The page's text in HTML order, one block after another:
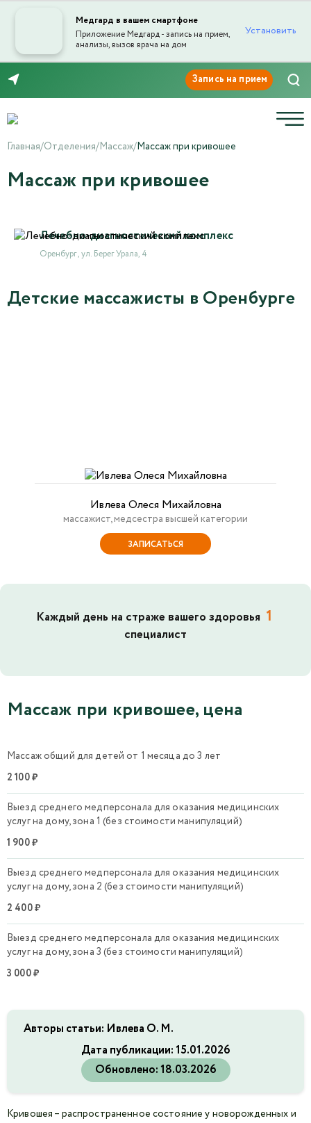
Медгард в вашем смартфоне
Приложение Медгард - запись на прием,
анализы, вызов врача на дом
Установить
Главная/Отделения/Массаж/Массаж при кривошее
Массаж при кривошее
Лечебно-диагностический комплекс
Оренбург , ул. Берег Урала, 4
Детские массажисты в Оренбурге
Ивлева Олеся Михайловна
массажист, медсестра высшей категории
ЗАПИСАТЬСЯ
Каждый день на страже вашего здоровья 1
специалист
Массаж при кривошее, цена
Массаж общий для детей от 1 месяца до 3 лет
2 100 ₽
Выезд среднего медперсонала для оказания медицинских
услуг на дому, зона 1 (без стоимости манипуляций)
1 900 ₽
Выезд среднего медперсонала для оказания медицинских
услуг на дому, зона 2 (без стоимости манипуляций)
2 400 ₽
Выезд среднего медперсонала для оказания медицинских
услуг на дому, зона 3 (без стоимости манипуляций)
3 000 ₽
Авторы статьи: Ивлева О. М.
Дата публикации:15.01.2026
Обновлено:18.03.2026
Кривошея – распространенное состояние у новорожденных и